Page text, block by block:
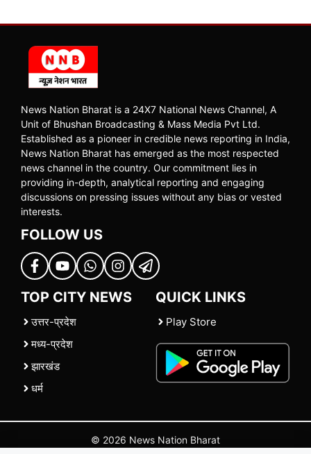
News Nation Bharat is a 24X7 National News Channel, A
Unit of Bhushan Broadcasting & Mass Media Pvt Ltd.
Established as a pioneer in credible news reporting in India,
News Nation Bharat has emerged as the most respected
news channel in the country. Our commitment lies in
providing in-depth, analytical reporting and engaging
discussions on pressing issues without any bias or vested
interests.
FOLLOW US
TOP CITY NEWS
उत्तर-प्रदेश
मध्य-प्रदेश
झारखंड
धर्म
QUICK LINKS
Play Store
© 2026 News Nation Bharat